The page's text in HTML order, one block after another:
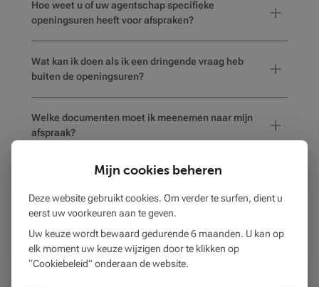
Hoe weet u of uw agentschap specifieke
openingsuren heeft voor afspraken?
Wat kan ik doen als ik een dringende vraag heb
buiten de openingsuren?
Welke documenten moet ik meenemen naar mijn
afspraak?
Hoe weet ik of het gekozen kantoor
mensen met een beperking?
Mijn cookies beheren
Deze website gebruikt cookies. Om verder te surfen, dient u
eerst uw voorkeuren aan te geven.
Uw keuze wordt bewaard gedurende 6 maanden. U kan op
elk moment uw keuze wijzigen door te klikken op
“Cookiebeleid” onderaan de website.